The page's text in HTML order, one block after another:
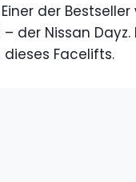
der
der Nissan
Facelifts.